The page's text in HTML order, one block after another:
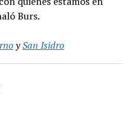
Burs.
ySan Isidro